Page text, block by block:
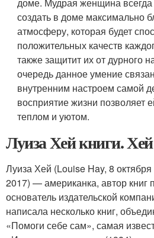
создать в доме максимально
атмосферу, которая будет
положительных качеств
также защитит их от дурного
очередь данное умение
внутренним настроем самой
восприятие жизни позволяет
теплом и уютом.
Луиза Хей книги.
Луиза Хей (Louise Hay, 8
2017) — американка, автор книг
основатель издательской
написала несколько книг,
«Помоги себе сам», самая